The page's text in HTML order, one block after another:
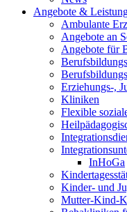
Angebote &
Ambulante
Angebote an
Angebote für
Erziehungs-,
Kliniken
Flexible
InHoGa
Kinder- und
Mutter-Kind-